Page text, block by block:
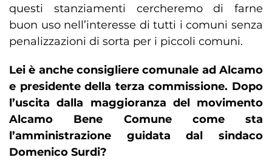
questi stanziamenti cercheremo di farne
buon uso nell’interesse di tutti i comuni senza
penalizzazioni di sorta per i piccoli comuni.
Lei è anche consigliere comunale ad Alcamo
e presidente della terza commissione. Dopo
l’uscita dalla maggioranza del movimento
Alcamo Bene Comune come sta
l’amministrazione guidata dal sindaco
Domenico Surdi?